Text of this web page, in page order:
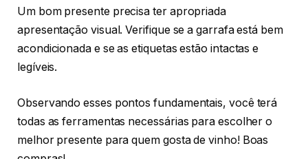
Um bom presente precisa ter apropriada
apresentação visual. Verifique se a garrafa está bem
acondicionada e se as etiquetas estão intactas e
legíveis.
Observando esses pontos fundamentais, você terá
todas as ferramentas necessárias para escolher o
melhor presente para quem gosta de vinho! Boas